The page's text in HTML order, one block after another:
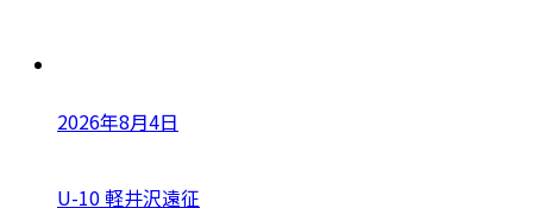
2026年8月4日
U-10 軽井沢遠征